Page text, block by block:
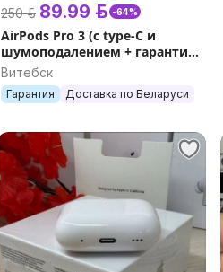
250 р. 89.99 р. -64%
AirPods Pro 3 (с type-C и
шумоподалением + гарантия
1 год + подарки) чип FCO Fe3
Витебск
Гарантия Доставка по Беларуси